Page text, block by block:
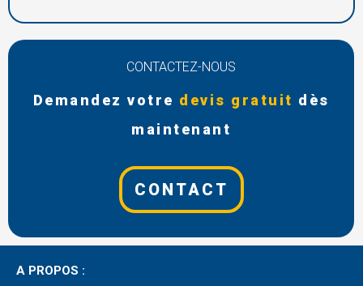
CONTACTEZ-NOUS
Demandez votre devis gratuit dès
maintenant
CONTACT
A PROPOS :